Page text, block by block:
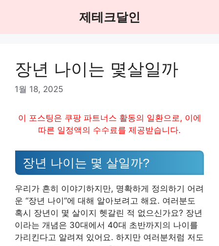
제테크달인
장년 나이는 몇살일까
1월 18, 2025
이 포스팅은 쿠팡 파트너스 활동의 일환으로, 이에
따른 일정액의 수수료를 제공받습니다.
장년 나이는 몇 살일까?
우리가 흔히 이야기하지만, 명확하게 정의하기 어려
운 “장년 나이”에 대해 알아보려고 해요. 여러분도
혹시 장년이 몇 살이지 헷갈린 적 없으신가요? 장년
이라는 개념은 30대에서 40대 초반까지의 나이를
가리킨다고 알려져 있어요. 하지만 여러분처럼 저도